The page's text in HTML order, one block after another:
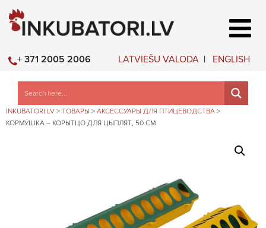
LATVIEŠU VALODA ENGLISH
+ 371 2005 2006
INKUBATORI.LV > ТОВАРЫ > АКСЕССУАРЫ ДЛЯ ПТИЦЕВОДСТВА >
КОРМУШКА – КОРЫТЦО ДЛЯ ЦЫПЛЯТ, 50 СМ